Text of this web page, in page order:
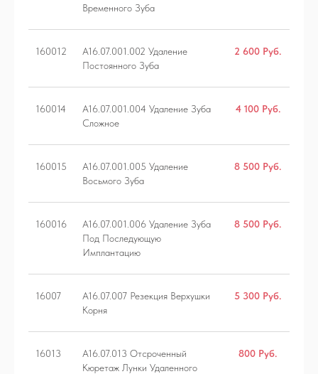
Временного Зуба
160012
А16.07.001.002 Удаление
Постоянного Зуба
2 600 Руб.
160014
А16.07.001.004 Удаление Зуба
Сложное
4 100 Руб.
160015
A16.07.001.005 Удаление
Восьмого Зуба
8 500 Руб.
160016
A16.07.001.006 Удаление Зуба
Под Последующую
Имплантацию
8 500 Руб.
16007
A16.07.007 Резекция Верхушки
Корня
5 300 Руб.
16013
A16.07.013 Отсроченный
Кюретаж Лунки Удаленного
800 Руб.